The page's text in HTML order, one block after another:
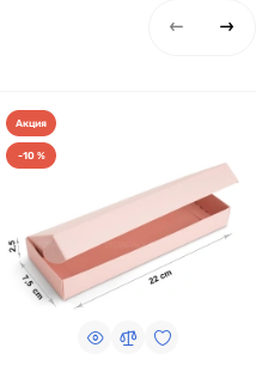
Акция
-10 %